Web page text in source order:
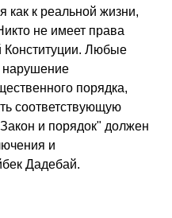
как к реальной жизни,
не имеет права
Конституции. Любые
нарушение
порядка,
соответствующую
и порядок" должен
и
Дадебай.